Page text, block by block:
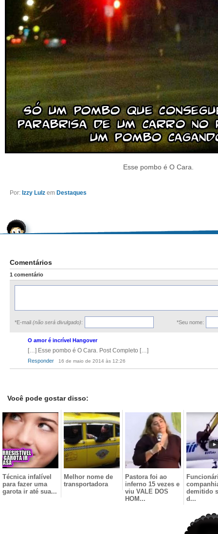
Esse pombo é O Cara.
Por: Izzy Lulz em Destaques
Comentários
1 comentário
*E-mail (não será divulgado): *Seu nome:
O amor é incrível Hangover
16 de maio de 2014 às 12:26
[…] Esse pombo é O Cara. Post Completo […]
Responder
Você pode gostar disso:
Técnica infalível
para fazer uma
garota ir até sua...
Melhor nome de
transportadora
Pastora foi ao
inferno 15 vezes e
viu VALE DOS
HOM...
demitido
d...